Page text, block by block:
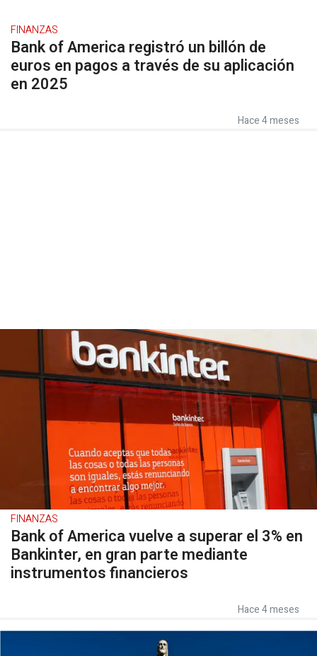
FINANZAS
Bank of America registró un billón de
euros en pagos a través de su aplicación
en 2025
Hace 4 meses
FINANZAS
Bank of America vuelve a superar el 3% en
Bankinter, en gran parte mediante
instrumentos financieros
Hace 4 meses